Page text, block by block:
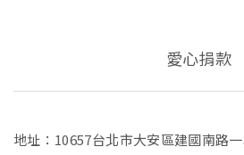
愛心捐款
地址：10657台北市大安區建國南路